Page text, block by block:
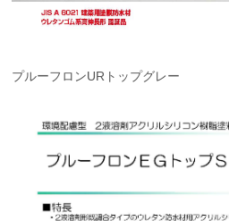
プルーフロンURトップグレー